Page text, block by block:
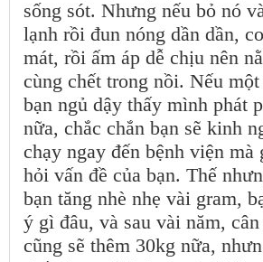
sống sót. Nhưng nếu bỏ nó
lạnh rồi đun nóng dần dần,
mát, rồi ấm áp dễ chịu nên
cùng chết trong nồi. Nếu
bạn ngủ dậy thấy mình phát
nữa, chắc chắn bạn sẽ kinh
chạy ngay đến bệnh viện mà
hỏi vấn đề của bạn. Thế
bạn tăng nhè nhẹ vài gram,
ý gì đâu, và sau vài năm,
cũng sẽ thêm 30kg nữa,